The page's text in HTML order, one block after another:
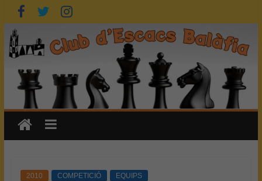
Skip
to
content
2010 COMPETICIÓ EQUIPS